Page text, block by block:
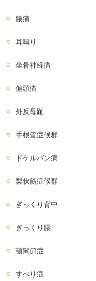
腰痛
耳鳴り
坐骨神経痛
偏頭痛
外反母趾
手根管症候群
ドケルバン病
梨状筋症候群
ぎっくり背中
ぎっくり腰
顎関節症
すべり症